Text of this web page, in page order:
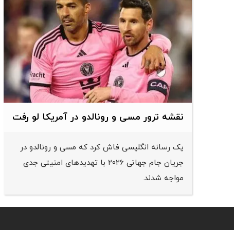
نقشه ترور مسی و رونالدو در آمریکا لو رفت
یک رسانه انگلیسی فاش کرد که مسی و رونالدو در
جریان جام جهانی ۲۰۲۶ با تهدیدهای امنیتی جدی
مواجه شدند.